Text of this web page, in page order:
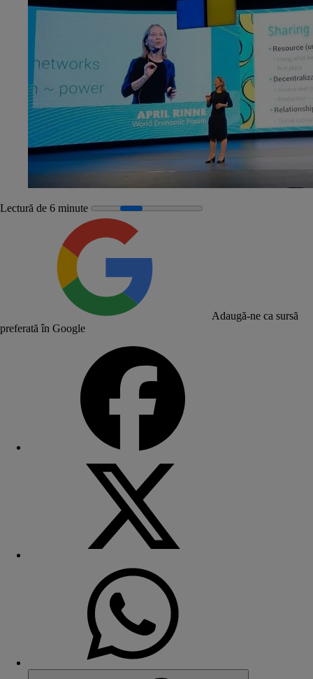
Lectură de 6 minute
Adaugă-ne ca sursă
preferată în Google